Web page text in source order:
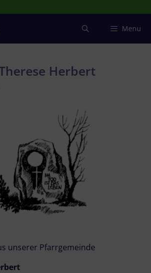
Menu
Herbert
unserer Pfarrgemeinde